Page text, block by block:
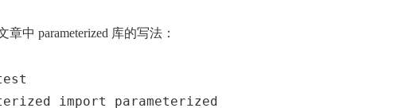
中 parameterized 库的写法：
import parameterized